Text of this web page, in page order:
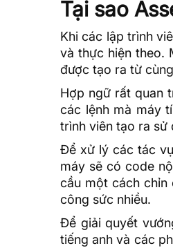
Tại sao
Khi các lập trình
và thực hiện theo.
được tạo ra từ
Hợp ngữ rất quan
các lệnh mà máy
trình viên tạo ra sử
Để xử lý các tác
máy sẽ có code
cầu một cách chỉn
công sức nhiều.
Để giải quyết
tiếng anh và các